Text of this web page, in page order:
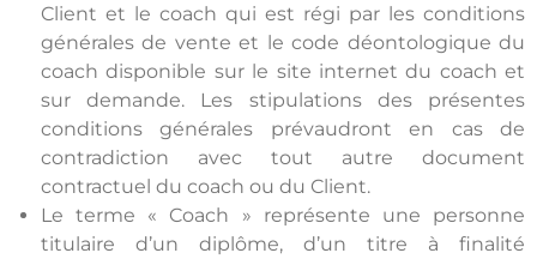
Client et le coach qui est régi par les conditions
générales de vente et le code déontologique du
coach disponible sur le site internet du coach et
sur demande. Les stipulations des présentes
conditions générales prévaudront en cas de
contradiction avec tout autre document
contractuel du coach ou du Client.
Le terme « Coach » représente une personne
titulaire d’un diplôme, d’un titre à finalité